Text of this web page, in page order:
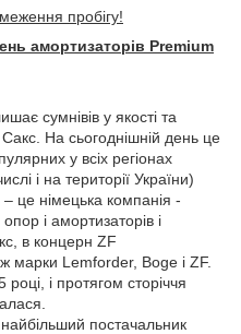
пробігу!
амортизаторів Premium
сумнівів у якості та
Сакс. На сьогоднішній день це
у всіх регіонах
і на території України)
це німецька компанія -
і амортизаторів і
в концерн ZF
марки Lemforder, Boge і ZF.
і протягом сторіччя
постачальник